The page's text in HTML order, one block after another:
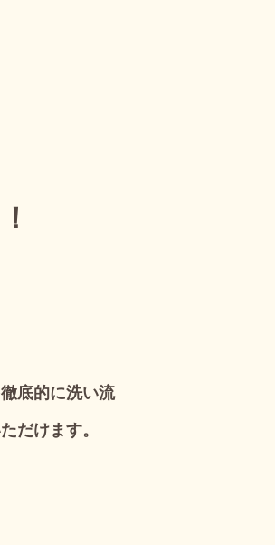
底的に洗い流
だけます。